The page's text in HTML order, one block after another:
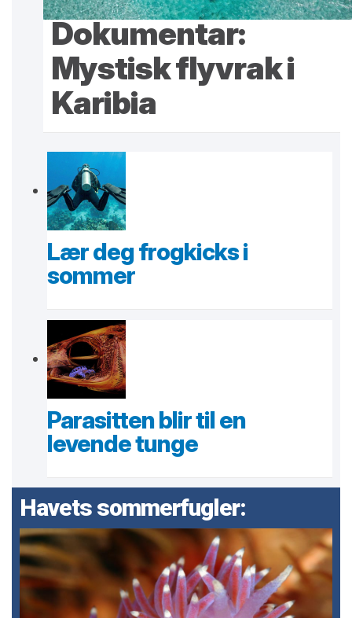
Dokumentar:
Mystisk flyvrak i
Karibia
Lær deg frogkicks i
sommer
Parasitten blir til en
levende tunge
Havets sommerfugler: